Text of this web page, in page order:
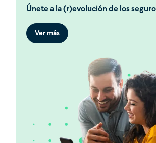
Únete a la (r)evolución de los
Ver más